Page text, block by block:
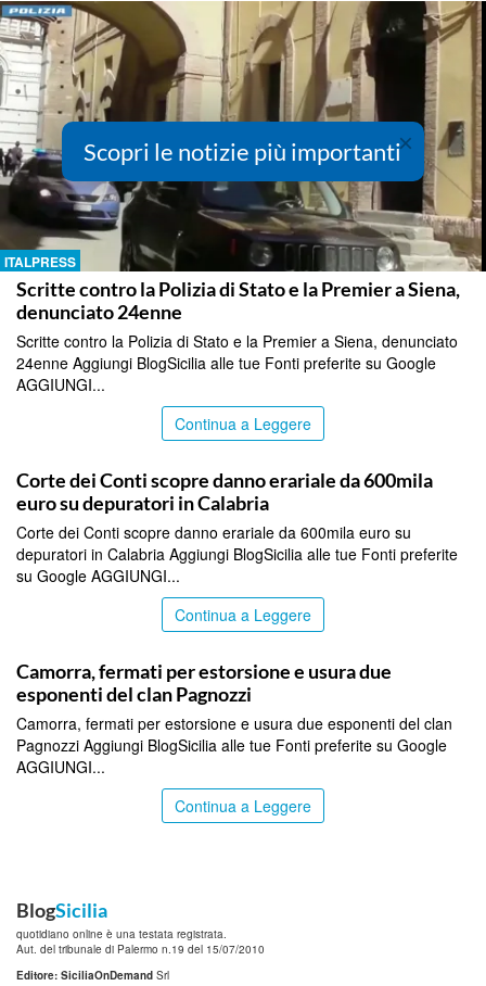
ITALPRESS
Scritte contro la Polizia di Stato e la Premier a Siena,
denunciato 24enne
Scritte contro la Polizia di Stato e la Premier a Siena, denunciato
24enne Aggiungi BlogSicilia alle tue Fonti preferite su Google
AGGIUNGI...
Continua a Leggere
Corte dei Conti scopre danno erariale da 600mila
euro su depuratori in Calabria
Corte dei Conti scopre danno erariale da 600mila euro su
depuratori in Calabria Aggiungi BlogSicilia alle tue Fonti preferite
su Google AGGIUNGI...
Continua a Leggere
Camorra, fermati per estorsione e usura due
esponenti del clan Pagnozzi
Camorra, fermati per estorsione e usura due esponenti del clan
Pagnozzi Aggiungi BlogSicilia alle tue Fonti preferite su Google
AGGIUNGI...
Continua a Leggere
BlogSicilia
quotidiano online è una testata registrata.
Aut. del tribunale di Palermo n.19 del 15/07/2010
Editore: SiciliaOnDemand Srl
×
Scopri le notizie più importanti